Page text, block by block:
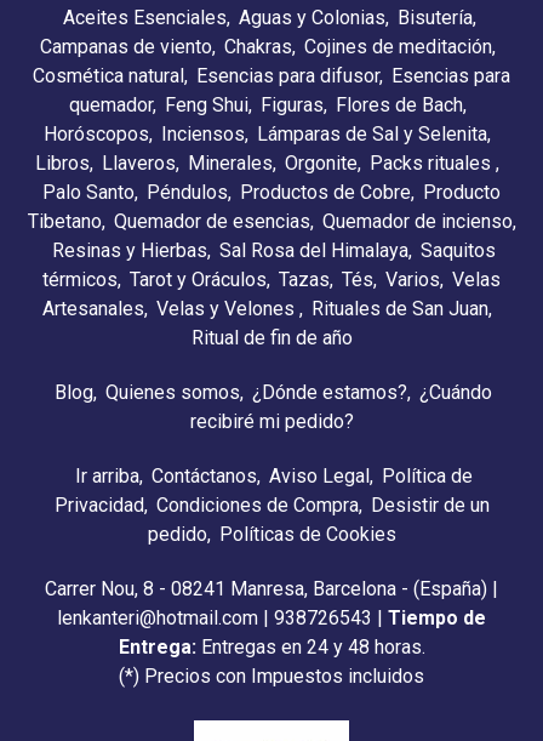
Aceites Esenciales Aguas y Colonias
Bisutería
Campanas de viento Chakras Cojines de meditación
Cosmética natural Esencias para difusor Esencias para
quemador
Feng Shui Figuras
Flores de Bach
Horóscopos
Inciensos
Lámparas de Sal y Selenita
Libros
Llaveros Minerales Orgonite Packs rituales
Palo Santo Péndulos Productos de Cobre Producto
Tibetano Quemador de esencias Quemador de incienso
Resinas y Hierbas Sal Rosa del Himalaya Saquitos
térmicos Tarot y Oráculos Tazas Tés Varios Velas
Artesanales Velas y Velones
Rituales de San Juan
Ritual de fin de año
Blog Quienes somos ¿Dónde estamos?
¿Cuándo
recibiré mi pedido?
Ir arriba Contáctanos Aviso Legal
Política de
Privacidad Condiciones de Compra
Desistir de un
pedido
Políticas de Cookies
Carrer Nou, 8 - 08241 Manresa, Barcelona - (España) |
lenkanteri@hotmail.com | 938726543 | Tiempo de
Entrega: Entregas en 24 y 48 horas.
(*) Precios con Impuestos incluidos